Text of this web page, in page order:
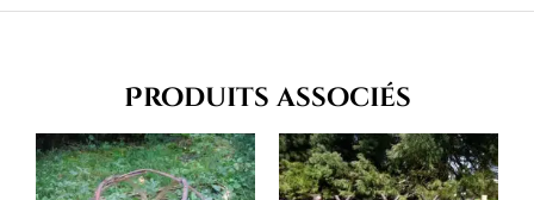
Produits associés